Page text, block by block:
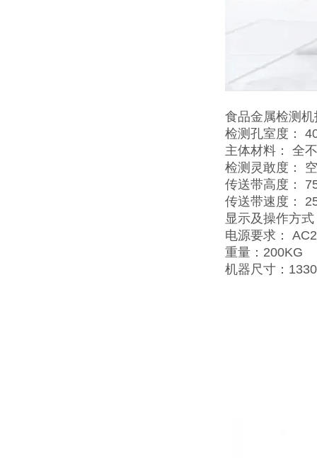
食品金属检测
检测孔室度：
主体材料： 全
检测灵敢度：
传送带高度：
传送带速度：
显示及操作方
电源要求：
重量：200KG
机器尺寸：